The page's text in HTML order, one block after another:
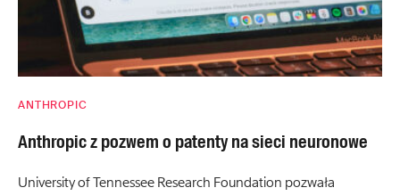
ANTHROPIC
Anthropic z pozwem o patenty na sieci neuronowe
University of Tennessee Research Foundation pozwała